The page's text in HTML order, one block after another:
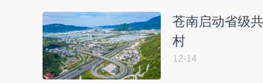
苍南启动省级
村
12-14